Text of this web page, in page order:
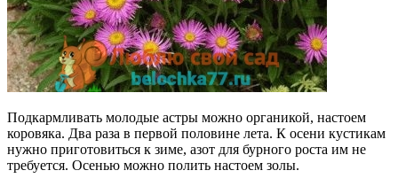
Подкармливать молодые астры можно органикой, настоем
коровяка. Два раза в первой половине лета. К осени кустикам
нужно приготовиться к зиме, азот для бурного роста им не
требуется. Осенью можно полить настоем золы.